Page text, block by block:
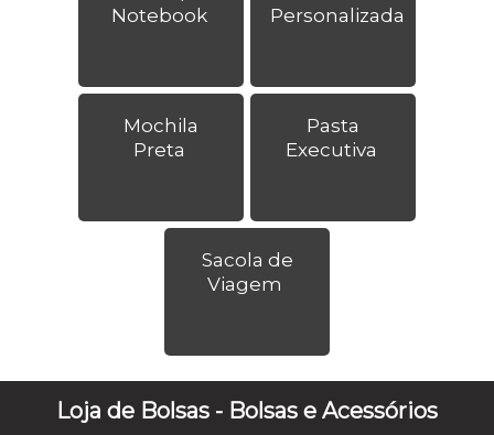
Notebook
Personalizada
Mochila
Preta
Pasta
Executiva
Sacola de
Viagem
Loja de Bolsas - Bolsas e Acessórios